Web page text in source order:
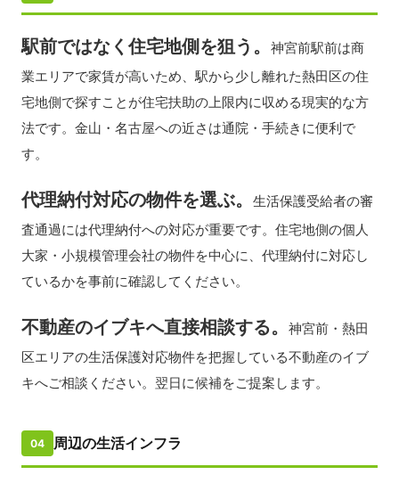
駅前ではなく住宅地側を狙う。神宮前駅前は商
業エリアで家賃が高いため、駅から少し離れた熱田区の住
宅地側で探すことが住宅扶助の上限内に収める現実的な方
法です。金山・名古屋への近さは通院・手続きに便利で
す。
代理納付対応の物件を選ぶ。生活保護受給者の審
査通過には代理納付への対応が重要です。住宅地側の個人
大家・小規模管理会社の物件を中心に、代理納付に対応し
ているかを事前に確認してください。
不動産のイブキへ直接相談する。神宮前・熱田
区エリアの生活保護対応物件を把握している不動産のイブ
キへご相談ください。翌日に候補をご提案します。
04 周辺の生活インフラ